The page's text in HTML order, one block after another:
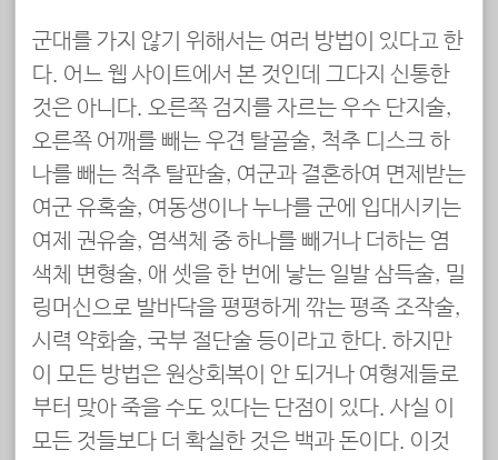
군대를 가지 않기 위해서는 여러 방법이 있다고 한
다. 어느 웹 사이트에서 본 것인데 그다지 신통한
것은 아니다. 오른쪽 검지를 자르는 우수 단지술,
오른쪽 어깨를 빼는 우견 탈골술, 척추 디스크 하
나를 빼는 척추 탈판술, 여군과 결혼하여 면제받는
여군 유혹술, 여동생이나 누나를 군에 입대시키는
여제 권유술, 염색체 중 하나를 빼거나 더하는 염
색체 변형술, 애 셋을 한 번에 낳는 일발 삼득술, 밀
링머신으로 발바닥을 평평하게 깎는 평족 조작술,
시력 약화술, 국부 절단술 등이라고 한다. 하지만
이 모든 방법은 원상회복이 안 되거나 여형제들로
부터 맞아 죽을 수도 있다는 단점이 있다. 사실 이
모든 것들보다 더 확실한 것은 백과 돈이다. 이것